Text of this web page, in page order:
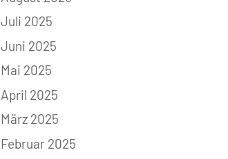
Juli 2025
Juni 2025
Mai 2025
April 2025
März 2025
Februar 2025